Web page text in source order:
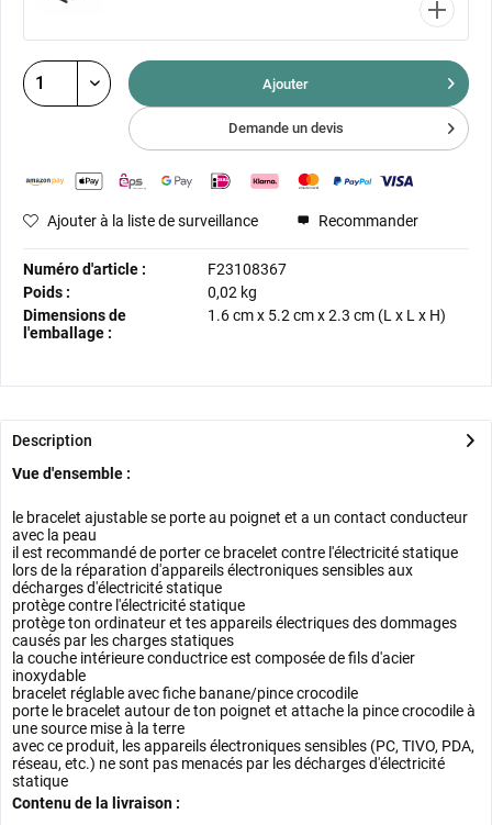
Ajouter
Demande un devis
Ajouter à la liste de surveillance Recommander
Numéro d'article :
F23108367
Poids :
0,02 kg
Dimensions de
l'emballage :
1.6 cmx 5.2 cmx2.3 cm (L x L x H)
Description
Vue d'ensemble :
le bracelet ajustable se porte au poignet et a un contact conducteur
avec la peau
il est recommandé de porter ce bracelet contre l'électricité statique
lors de la réparation d'appareils électroniques sensibles aux
décharges d'électricité statique
protège contre l'électricité statique
protège ton ordinateur et tes appareils électriques des dommages
causés par les charges statiques
la couche intérieure conductrice est composée de fils d'acier
inoxydable
bracelet réglable avec fiche banane/pince crocodile
porte le bracelet autour de ton poignet et attache la pince crocodile à
une source mise à la terre
avec ce produit, les appareils électroniques sensibles (PC, TIVO, PDA,
réseau, etc.) ne sont pas menacés par les décharges d'électricité
statique
Contenu de la livraison :